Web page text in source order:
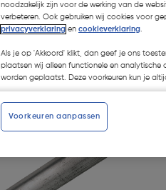
noodzakelijk zijn voor de werking van de
verbeteren. Ook gebruiken wij cookies voor
privacyverklaring en cookieverklaring.
Als je op 'Akkoord' klikt, dan geef je ons
plaatsen wij alleen functionele en analytische
worden geplaatst. Deze voorkeuren kun je
Voorkeuren aanpassen